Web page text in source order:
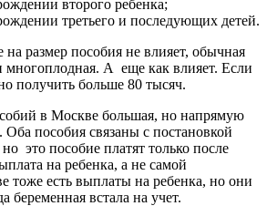
второго ребенка;
третьего и последующих детей.
размер пособия не влияет, обычная
многоплодная. А еще как влияет. Если
получить больше 80 тысяч.
в Москве большая, но напрямую
Оба пособия связаны с постановкой
это пособие платят только после
на ребенка, а не самой
тоже есть выплаты на ребенка, но они
беременная встала на учет.